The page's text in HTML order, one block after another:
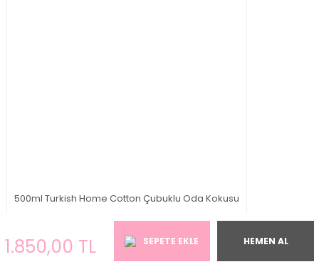
500ml Turkish Home Cotton Çubuklu Oda Kokusu
1.850,00 TL SEPETE EKLE HEMEN AL